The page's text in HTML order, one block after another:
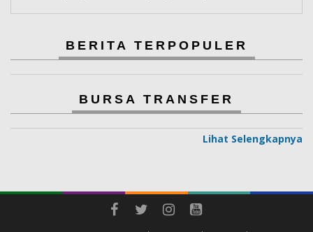
BERITA TERPOPULER
BURSA TRANSFER
Lihat Selengkapnya